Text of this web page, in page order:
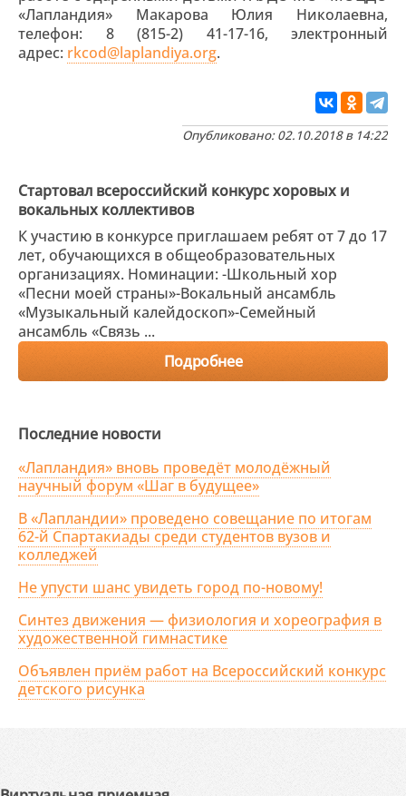
«Лапландия» Макарова Юлия Николаевна,
телефон: 8 (815-2) 41-17-16, электронный
адрес: rkcod@laplandiya.org.
Опубликовано: 02.10.2018 в 14:22
Стартовал всероссийский конкурс хоровых и
вокальных коллективов
К участию в конкурсе приглашаем ребят от 7 до 17
лет, обучающихся в общеобразовательных
организациях. Номинации: -Школьный хор
«Песни моей страны»-Вокальный ансамбль
«Музыкальный калейдоскоп»-Семейный
ансамбль «Связь ...
Подробнее
Последние новости
«Лапландия» вновь проведёт молодёжный
научный форум «Шаг в будущее»
В «Лапландии» проведено совещание по итогам
62-й Спартакиады среди студентов вузов и
колледжей
Не упусти шанс увидеть город по-новому!
Синтез движения — физиология и хореография в
художественной гимнастике
Объявлен приём работ на Всероссийский конкурс
детского рисунка